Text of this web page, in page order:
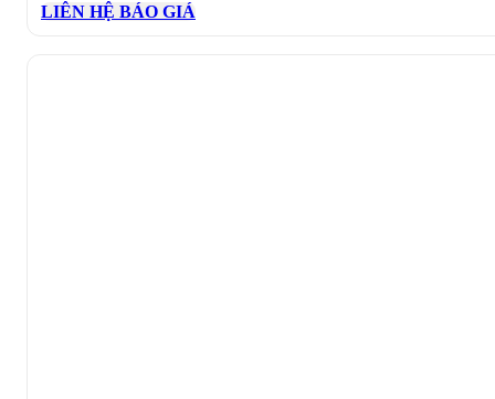
LIÊN HỆ BÁO GIÁ